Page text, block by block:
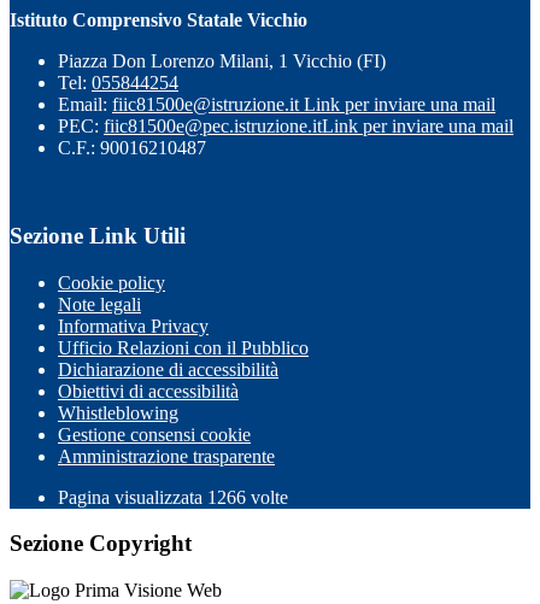
Istituto Comprensivo Statale Vicchio
Piazza Don Lorenzo Milani, 1 Vicchio (FI)
Tel: 055844254
Email: fiic81500e@istruzione.it Link per inviare una mail
PEC: fiic81500e@pec.istruzione.itLink per inviare una mail
C.F.: 90016210487
Sezione Link Utili
Cookie policy
Note legali
Informativa Privacy
Ufficio Relazioni con il Pubblico
Dichiarazione di accessibilità
Obiettivi di accessibilità
Whistleblowing
Gestione consensi cookie
Amministrazione trasparente
Pagina visualizzata 1266 volte
Sezione Copyright